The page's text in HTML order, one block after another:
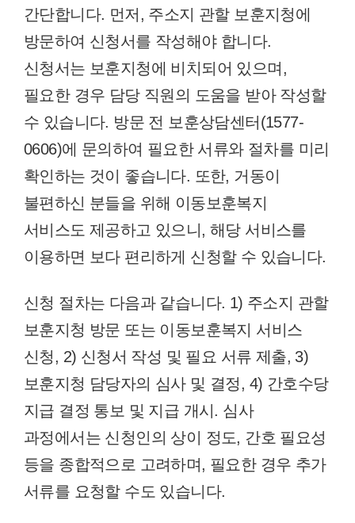
간단합니다. 먼저, 주소지 관할 보훈지청에
방문하여 신청서를 작성해야 합니다.
신청서는 보훈지청에 비치되어 있으며,
필요한 경우 담당 직원의 도움을 받아 작성할
수 있습니다. 방문 전 보훈상담센터(1577-
0606)에 문의하여 필요한 서류와 절차를 미리
확인하는 것이 좋습니다. 또한, 거동이
불편하신 분들을 위해 이동보훈복지
서비스도 제공하고 있으니, 해당 서비스를
이용하면 보다 편리하게 신청할 수 있습니다.
신청 절차는 다음과 같습니다. 1) 주소지 관할
보훈지청 방문 또는 이동보훈복지 서비스
신청, 2) 신청서 작성 및 필요 서류 제출, 3)
보훈지청 담당자의 심사 및 결정, 4) 간호수당
지급 결정 통보 및 지급 개시. 심사
과정에서는 신청인의 상이 정도, 간호 필요성
등을 종합적으로 고려하며, 필요한 경우 추가
서류를 요청할 수도 있습니다.